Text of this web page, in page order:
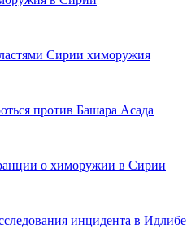
Сирии химоружия
против Башара Асада
о химоружии в Сирии
инцидента в Идлибе